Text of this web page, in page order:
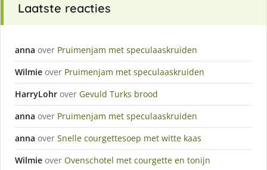
Laatste reacties
anna over Pruimenjam met speculaaskruiden
Wilmie over Pruimenjam met speculaaskruiden
HarryLohr over Gevuld Turks brood
anna over Pruimenjam met speculaaskruiden
anna over Snelle courgettesoep met witte kaas
Wilmie over Ovenschotel met courgette en tonijn